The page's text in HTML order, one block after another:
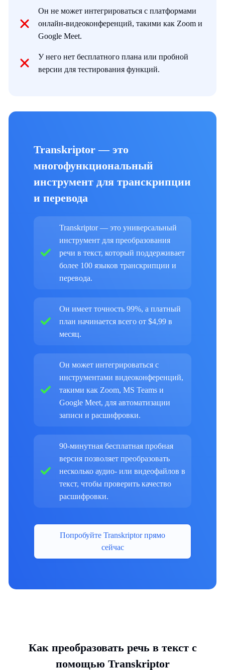
Он не может интегрироваться с платформами
онлайн-видеоконференций, такими как Zoom и
Google Meet.
У него нет бесплатного плана или пробной
версии для тестирования функций.
Transkriptor — это
многофункциональный
инструмент для транскрипции
и перевода
Transkriptor — это универсальный
инструмент для преобразования
речи в текст, который поддерживает
более 100 языков транскрипции и
перевода.
Он имеет точность 99%, а платный
план начинается всего от $4,99 в
месяц.
Он может интегрироваться с
инструментами видеоконференций,
такими как Zoom, MS Teams и
Google Meet, для автоматизации
записи и расшифровки.
90-минутная бесплатная пробная
версия позволяет преобразовать
несколько аудио- или видеофайлов в
текст, чтобы проверить качество
расшифровки.
Попробуйте Transkriptor прямо
сейчас
Как преобразовать речь в текст с
помощью Transkriptor